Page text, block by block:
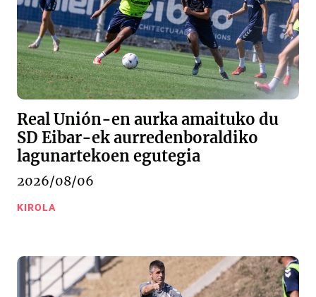
Real Unión-en aurka amaituko du
SD Eibar-ek aurredenboraldiko
lagunartekoen egutegia
2026/08/06
KIROLA